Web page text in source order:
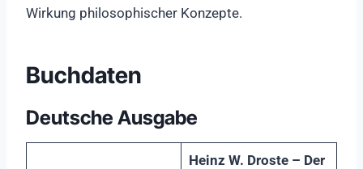
Wirkung philosophischer Konzepte.
Buchdaten
Deutsche Ausgabe
Heinz W. Droste – Der